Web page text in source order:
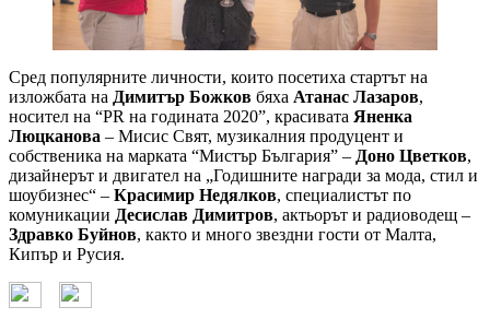
Сред популярните личности, които посетиха стартът на
изложбата на Димитър Божков бяха Атанас Лазаров,
носител на “PR на годината 2020”, красивата Яненка
Люцканова – Мисис Свят, музикалния продуцент и
собственика на марката “Мистър България” – Доно Цветков,
дизайнерът и двигател на „Годишните награди за мода, стил и
шоубизнес“ – Красимир Недялков, специалистът по
комуникации Десислав Димитров, актьорът и радиоводещ –
Здравко Буйнов, както и много звездни гости от Малта,
Кипър и Русия.